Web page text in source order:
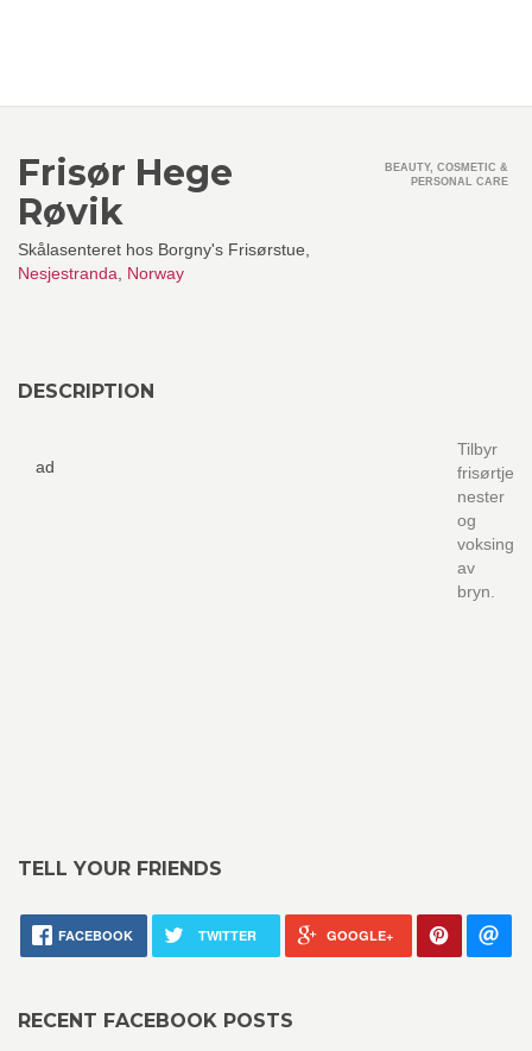
Frisør Hege
Røvik
Skålasenteret hos Borgny's Frisørstue,
Nesjestranda
Norway
BEAUTY, COSMETIC &
PERSONAL CARE
DESCRIPTION
ad
Tilbyr
frisørtje
nester
og
voksing
av
bryn.
TELL YOUR FRIENDS
FACEBOOK TWITTER GOOGLE+
RECENT FACEBOOK POSTS